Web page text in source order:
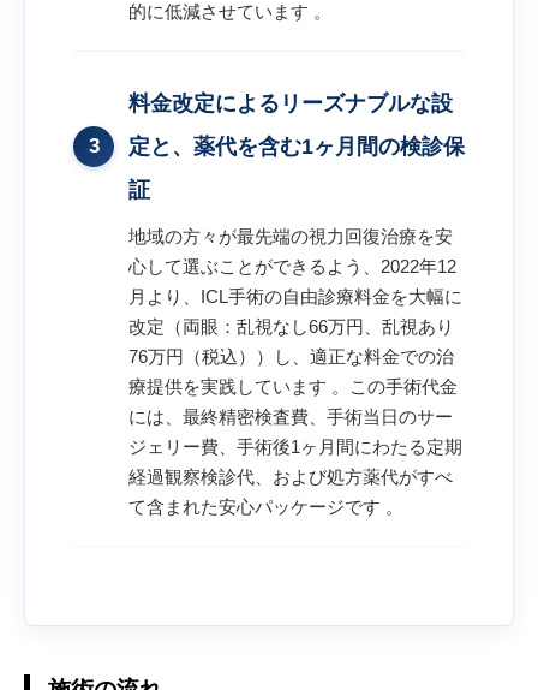
的に低減させています 。
3
料金改定によるリーズナブルな設
定と、薬代を含む1ヶ月間の検診保
証
地域の方々が最先端の視力回復治療を安
心して選ぶことができるよう、2022年12
月より、ICL手術の自由診療料金を大幅に
改定（両眼：乱視なし66万円、乱視あり
76万円（税込））し、適正な料金での治
療提供を実践しています 。この手術代金
には、最終精密検査費、手術当日のサー
ジェリー費、手術後1ヶ月間にわたる定期
経過観察検診代、および処方薬代がすべ
て含まれた安心パッケージです 。